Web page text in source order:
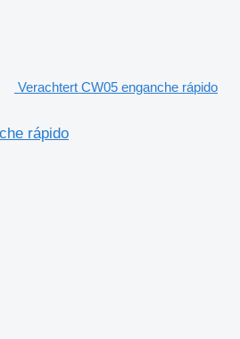
Verachtert CW05 enganche rápido
rápido